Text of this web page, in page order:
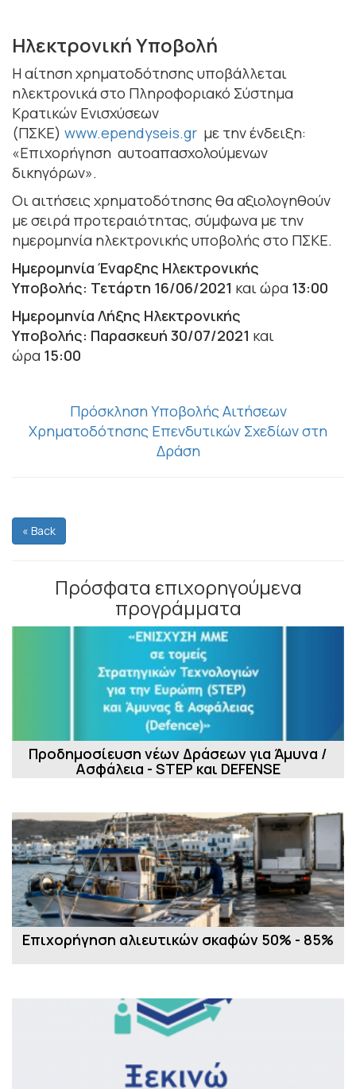
Ηλεκτρονική Υποβολή
Η αίτηση χρηματοδότησης υποβάλλεται
ηλεκτρονικά στο Πληροφοριακό Σύστημα
Κρατικών Ενισχύσεων
(ΠΣΚΕ) www.ependyseis.gr με την ένδειξη:
«Επιχορήγηση αυτοαπασχολούμενων
δικηγόρων».
Οι αιτήσεις χρηματοδότησης θα αξιολογηθούν
με σειρά προτεραιότητας, σύμφωνα με την
ημερομηνία ηλεκτρονικής υποβολής στο ΠΣΚΕ.
Ημερομηνία Έναρξης Ηλεκτρονικής
Υποβολής: Τετάρτη 16/06/2021 και ώρα 13:00
Ημερομηνία Λήξης Ηλεκτρονικής
Υποβολής: Παρασκευή 30/07/2021 και
ώρα 15:00
Πρόσκληση Υποβολής Αιτήσεων
Χρηματοδότησης Επενδυτικών Σχεδίων στη
Δράση
« Back
Πρόσφατα επιχορηγούμενα
προγράμματα
Προδημοσίευση νέων Δράσεων για Άμυνα /
Ασφάλεια - STEP και DEFENSE
Επιχορήγηση αλιευτικών σκαφών 50% - 85%